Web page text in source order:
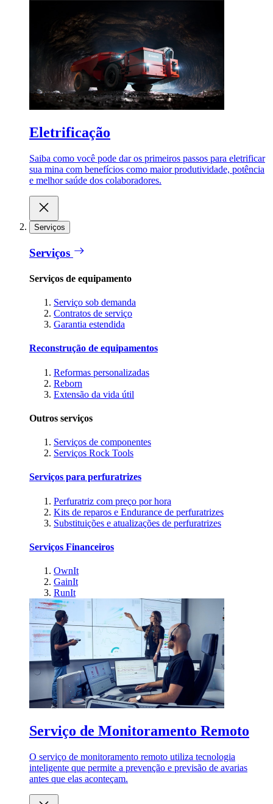
Eletrificação
Saiba como você pode dar os primeiros passos para eletrificar
sua mina com benefícios como maior produtividade, potência
e melhor saúde dos colaboradores.
Serviços
Serviços
Serviços de equipamento
Serviço sob demanda
Contratos de serviço
Garantia estendida
Reconstrução de equipamentos
Reformas personalizadas
Reborn
Extensão da vida útil
Outros serviços
Serviços de componentes
Serviços Rock Tools
Serviços para perfuratrizes
Perfuratriz com preço por hora
Kits de reparos e Endurance de perfuratrizes
Substituições e atualizações de perfuratrizes
Serviços Financeiros
OwnIt
GainIt
RunIt
Serviço de Monitoramento Remoto
O serviço de monitoramento remoto utiliza tecnologia
inteligente que permite a prevenção e previsão de avarias
antes que elas aconteçam.